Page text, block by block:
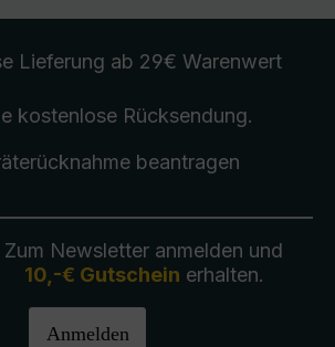
Lieferung ab 29€ Warenwert
kostenlose Rücksendung.
beantragen
Zum Newsletter anmelden und
10,-€ Gutschein erhalten.
Anmelden